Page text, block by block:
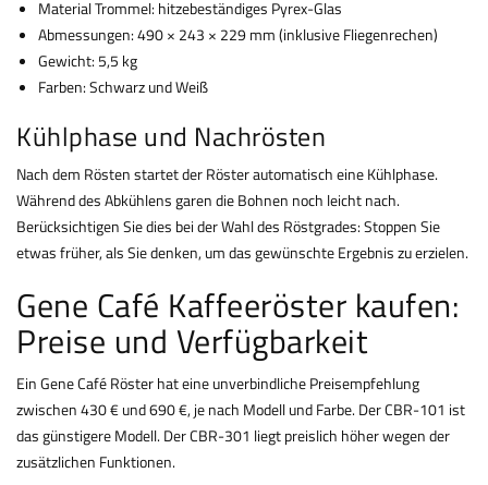
Material Trommel: hitzebeständiges Pyrex-Glas
Abmessungen: 490 × 243 × 229 mm (inklusive Fliegenrechen)
Gewicht: 5,5 kg
Farben: Schwarz und Weiß
Kühlphase und Nachrösten
Nach dem Rösten startet der Röster automatisch eine Kühlphase.
Während des Abkühlens garen die Bohnen noch leicht nach.
Berücksichtigen Sie dies bei der Wahl des Röstgrades: Stoppen Sie
etwas früher, als Sie denken, um das gewünschte Ergebnis zu erzielen.
Gene Café Kaffeeröster kaufen:
Preise und Verfügbarkeit
Ein Gene Café Röster hat eine unverbindliche Preisempfehlung
zwischen 430 € und 690 €, je nach Modell und Farbe. Der CBR-101 ist
das günstigere Modell. Der CBR-301 liegt preislich höher wegen der
zusätzlichen Funktionen.